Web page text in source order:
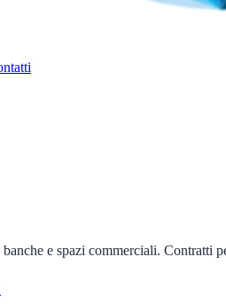
e spazi commerciali. Contratti